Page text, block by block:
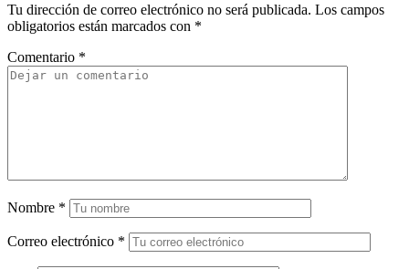
Tu dirección de correo electrónico no será publicada. Los campos
obligatorios están marcados con *
Comentario *
Nombre *
Correo electrónico *